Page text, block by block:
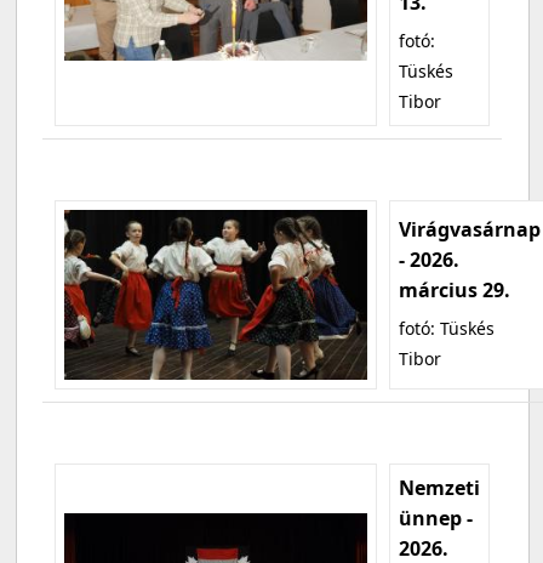
fotó:
Tüskés
Tibor
Virágvasárnap
- 2026.
március 29.
fotó: Tüskés
Tibor
Nemzeti
ünnep -
2026.